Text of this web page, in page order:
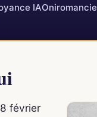
IAOniromancie
février